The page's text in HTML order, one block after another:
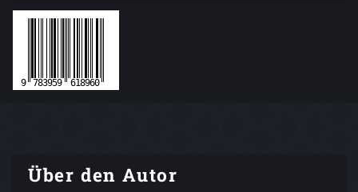
Über den Autor